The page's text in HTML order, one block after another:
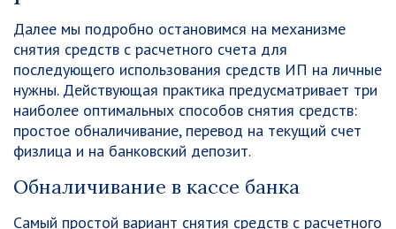
Далее мы подробно остановимся на механизме
снятия средств с расчетного счета для
последующего использования средств ИП на личные
нужны. Действующая практика предусматривает три
наиболее оптимальных способов снятия средств:
простое обналичивание, перевод на текущий счет
физлица и на банковский депозит.
Обналичивание в кассе банка
Самый простой вариант снятия средств с расчетного